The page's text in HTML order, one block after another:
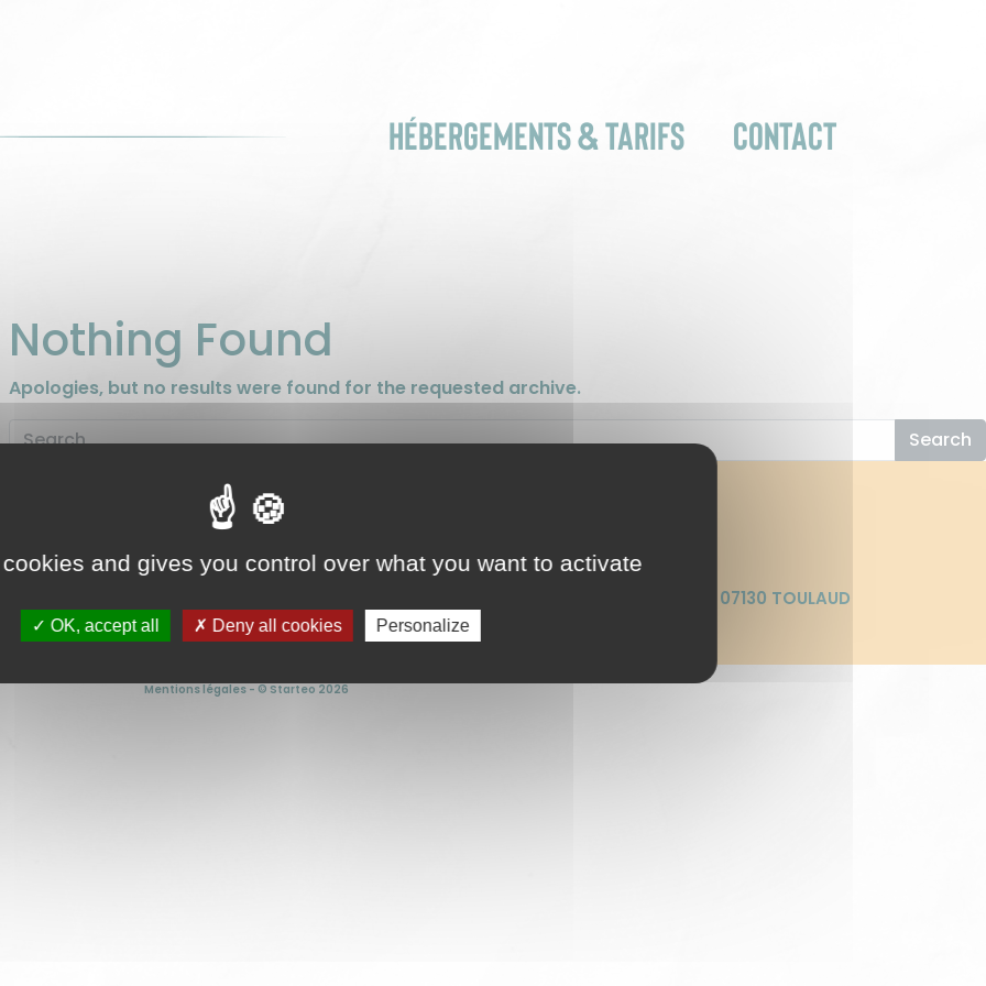
HÉBERGEMENTS & TARIFS CONTACT
Nothing Found
Apologies, but no results were found for the requested archive.
Search
SUR SIMPLE DEMANDE. POUR TOUTE INFORMATION, VISITE OU RÉSERVATION
310 route de la combe, 07130 TOULAUD
Mentions légales - © Starteo 2026
and gives you control over what you want to activate
OK, accept all Deny all cookies Personalize